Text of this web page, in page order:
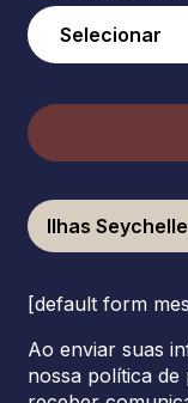
Ilhas
[default form
Ao enviar suas
nossa política